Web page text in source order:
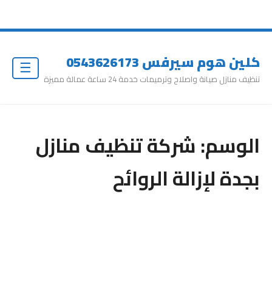
كلين هوم سيرفس 0543626173
تنظيف منازل صيانة واصلاح وترميمات خدمة 24 ساعة عمالة مميزة
الوسم:شركة تنظيف منازل
بجدة لإزالة الروائح